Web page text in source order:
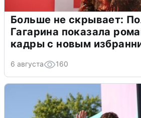
Больше не скрывает:
Гагарина показала
кадры с новым
6 августа 160